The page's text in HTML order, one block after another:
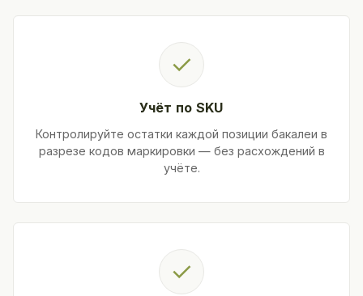
✓
Учёт по SKU
Контролируйте остатки каждой позиции бакалеи в
разрезе кодов маркировки — без расхождений в
учёте.
✓